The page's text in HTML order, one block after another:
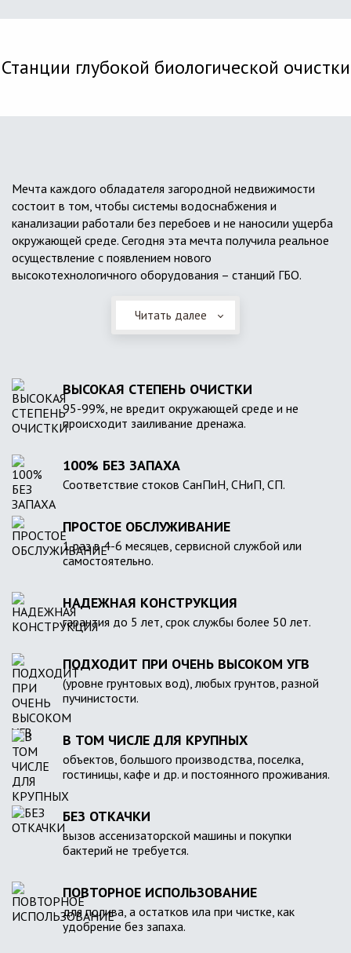
Станции глубокой биологической очистки
Мечта каждого обладателя загородной недвижимости
состоит в том, чтобы системы водоснабжения и
канализации работали без перебоев и не наносили ущерба
окружающей среде. Сегодня эта мечта получила реальное
осуществление с появлением нового
высокотехнологичного оборудования – станций ГБО.
Читать далее
ВЫСОКАЯ СТЕПЕНЬ ОЧИСТКИ
95-99%, не вредит окружающей среде и не
происходит заиливание дренажа.
100% БЕЗ ЗАПАХА
Соответствие стоков СанПиН, СНиП, СП.
ПРОСТОЕ ОБСЛУЖИВАНИЕ
1 раз в 4-6 месяцев, сервисной службой или
самостоятельно.
НАДЕЖНАЯ КОНСТРУКЦИЯ
гарантия до 5 лет, срок службы более 50 лет.
ПОДХОДИТ ПРИ ОЧЕНЬ ВЫСОКОМ УГВ
(уровне грунтовых вод), любых грунтов, разной
пучинистости.
В ТОМ ЧИСЛЕ ДЛЯ КРУПНЫХ
объектов, большого производства, поселка,
гостиницы, кафе и др. и постоянного проживания.
БЕЗ ОТКАЧКИ
вызов ассенизаторской машины и покупки
бактерий не требуется.
ПОВТОРНОЕ ИСПОЛЬЗОВАНИЕ
для полива, а остатков ила при чистке, как
удобрение без запаха.